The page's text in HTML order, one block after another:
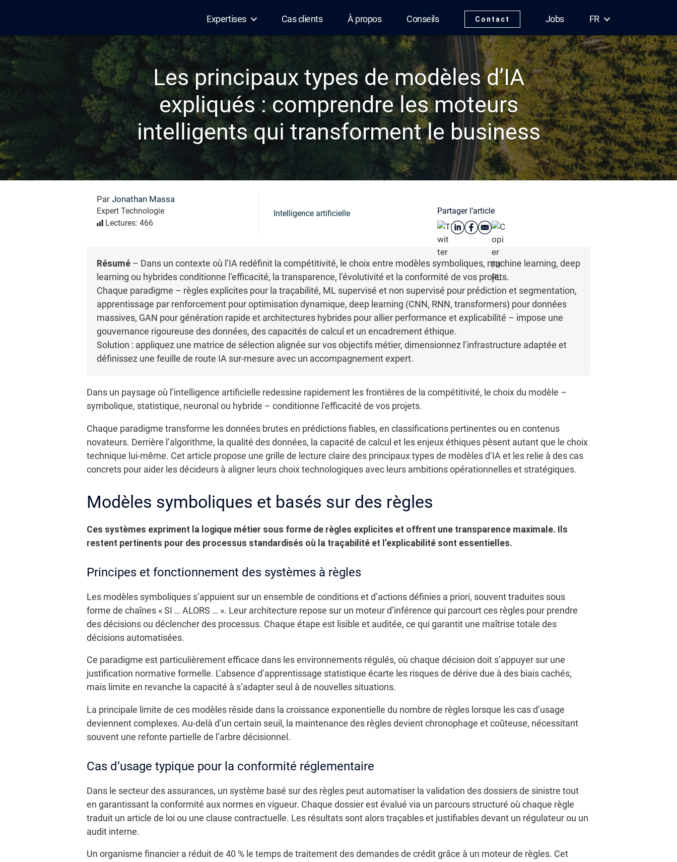
Expertises Cas clients À propos Conseils Contact Jobs FR
Les principaux types de modèles d’IA
expliqués : comprendre les moteurs
intelligents qui transforment le business
Par Jonathan Massa
Expert Technologie
Lectures: 466
Intelligence artificielle Partager l’article
Résumé – Dans un contexte où l’IA redéfinit la compétitivité, le choix entre modèles symboliques, machine learning, deep
learning ou hybrides conditionne l’efficacité, la transparence, l’évolutivité et la conformité de vos projets.
Chaque paradigme – règles explicites pour la traçabilité, ML supervisé et non supervisé pour prédiction et segmentation,
apprentissage par renforcement pour optimisation dynamique, deep learning (CNN, RNN, transformers) pour données
massives, GAN pour génération rapide et architectures hybrides pour allier performance et explicabilité – impose une
gouvernance rigoureuse des données, des capacités de calcul et un encadrement éthique.
Solution : appliquez une matrice de sélection alignée sur vos objectifs métier, dimensionnez l’infrastructure adaptée et
définissez une feuille de route IA sur-mesure avec un accompagnement expert.
Dans un paysage où l’intelligence artificielle redessine rapidement les frontières de la compétitivité, le choix du modèle –
symbolique, statistique, neuronal ou hybride – conditionne l’efficacité de vos projets.
Chaque paradigme transforme les données brutes en prédictions fiables, en classifications pertinentes ou en contenus
novateurs. Derrière l’algorithme, la qualité des données, la capacité de calcul et les enjeux éthiques pèsent autant que le choix
technique lui-même. Cet article propose une grille de lecture claire des principaux types de modèles d’IA et les relie à des cas
concrets pour aider les décideurs à aligner leurs choix technologiques avec leurs ambitions opérationnelles et stratégiques.
Modèles symboliques et basés sur des règles
Ces systèmes expriment la logique métier sous forme de règles explicites et offrent une transparence maximale. Ils
restent pertinents pour des processus standardisés où la traçabilité et l’explicabilité sont essentielles.
Principes et fonctionnement des systèmes à règles
Les modèles symboliques s’appuient sur un ensemble de conditions et d’actions définies a priori, souvent traduites sous
forme de chaînes « SI … ALORS … ». Leur architecture repose sur un moteur d’inférence qui parcourt ces règles pour prendre
des décisions ou déclencher des processus. Chaque étape est lisible et auditée, ce qui garantit une maîtrise totale des
décisions automatisées.
Ce paradigme est particulièrement efficace dans les environnements régulés, où chaque décision doit s’appuyer sur une
justification normative formelle. L’absence d’apprentissage statistique écarte les risques de dérive due à des biais cachés,
mais limite en revanche la capacité à s’adapter seul à de nouvelles situations.
La principale limite de ces modèles réside dans la croissance exponentielle du nombre de règles lorsque les cas d’usage
deviennent complexes. Au-delà d’un certain seuil, la maintenance des règles devient chronophage et coûteuse, nécessitant
souvent une refonte partielle de l’arbre décisionnel.
Cas d’usage typique pour la conformité réglementaire
Dans le secteur des assurances, un système basé sur des règles peut automatiser la validation des dossiers de sinistre tout
en garantissant la conformité aux normes en vigueur. Chaque dossier est évalué via un parcours structuré où chaque règle
traduit un article de loi ou une clause contractuelle. Les résultats sont alors traçables et justifiables devant un régulateur ou un
audit interne.
Un organisme financier a réduit de 40 % le temps de traitement des demandes de crédit grâce à un moteur de règles. Cet